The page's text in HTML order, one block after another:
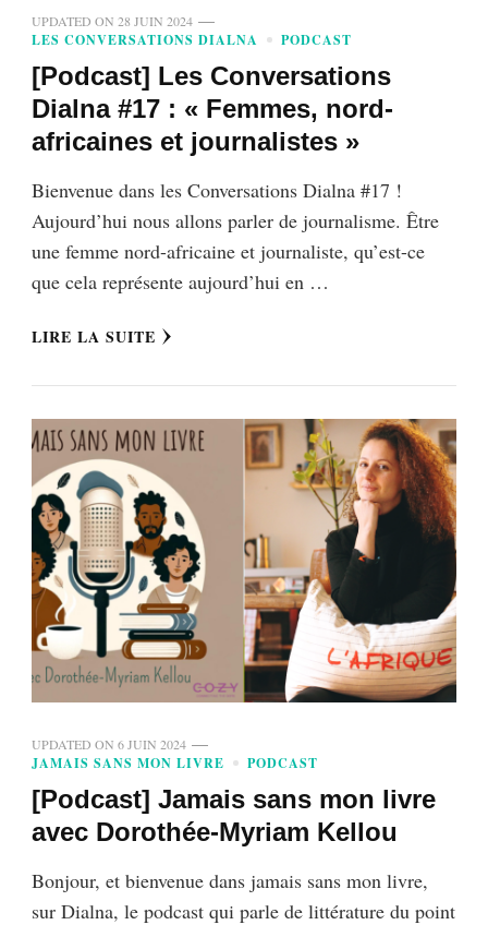
UPDATED ON 28 JUIN 2024
LES CONVERSATIONS DIALNA PODCAST
[Podcast] Les Conversations
Dialna #17 : « Femmes, nord-
africaines et journalistes »
Bienvenue dans les Conversations Dialna #17 !
Aujourd’hui nous allons parler de journalisme. Être
une femme nord-africaine et journaliste, qu’est-ce
que cela représente aujourd’hui en …
LIRE LA SUITE
UPDATED ON 6 JUIN 2024
JAMAIS SANS MON LIVRE PODCAST
[Podcast] Jamais sans mon livre
avec Dorothée-Myriam Kellou
Bonjour, et bienvenue dans jamais sans mon livre,
sur Dialna, le podcast qui parle de littérature du point